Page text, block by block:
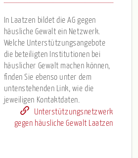
In Laatzen bildet die AG gegen
häusliche Gewalt ein Netzwerk.
Welche Unterstützungsangebote
die beteiligten Institutionen bei
häuslicher Gewalt machen können,
finden Sie ebenso unter dem
untenstehenden Link, wie die
jeweiligen Kontaktdaten.
Unterstützungsnetzwerk
gegen häusliche Gewalt Laatzen